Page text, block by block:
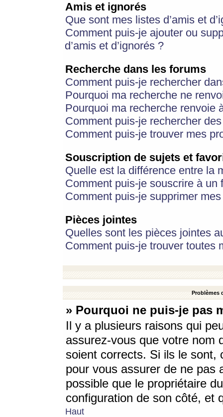
Amis et ignorés
Que sont mes listes d’amis et
Comment puis-je ajouter ou
d’amis et d’ignorés ?
Recherche dans les forums
Comment puis-je rechercher
Pourquoi ma recherche ne
Pourquoi ma recherche renvoie
Comment puis-je rechercher
Comment puis-je trouver mes
Souscription de sujets et
Quelle est la différence entre la
Comment puis-je souscrire à
Comment puis-je supprimer
Pièces jointes
Quelles sont les pièces jointes
Comment puis-je trouver toutes
Problèmes
» Pourquoi ne puis-je pas
Il y a plusieurs raisons qui
assurez-vous que votre nom
soient corrects. Si ils le sont,
pour vous assurer de ne pas
possible que le propriétaire
configuration de son côté, et
Haut